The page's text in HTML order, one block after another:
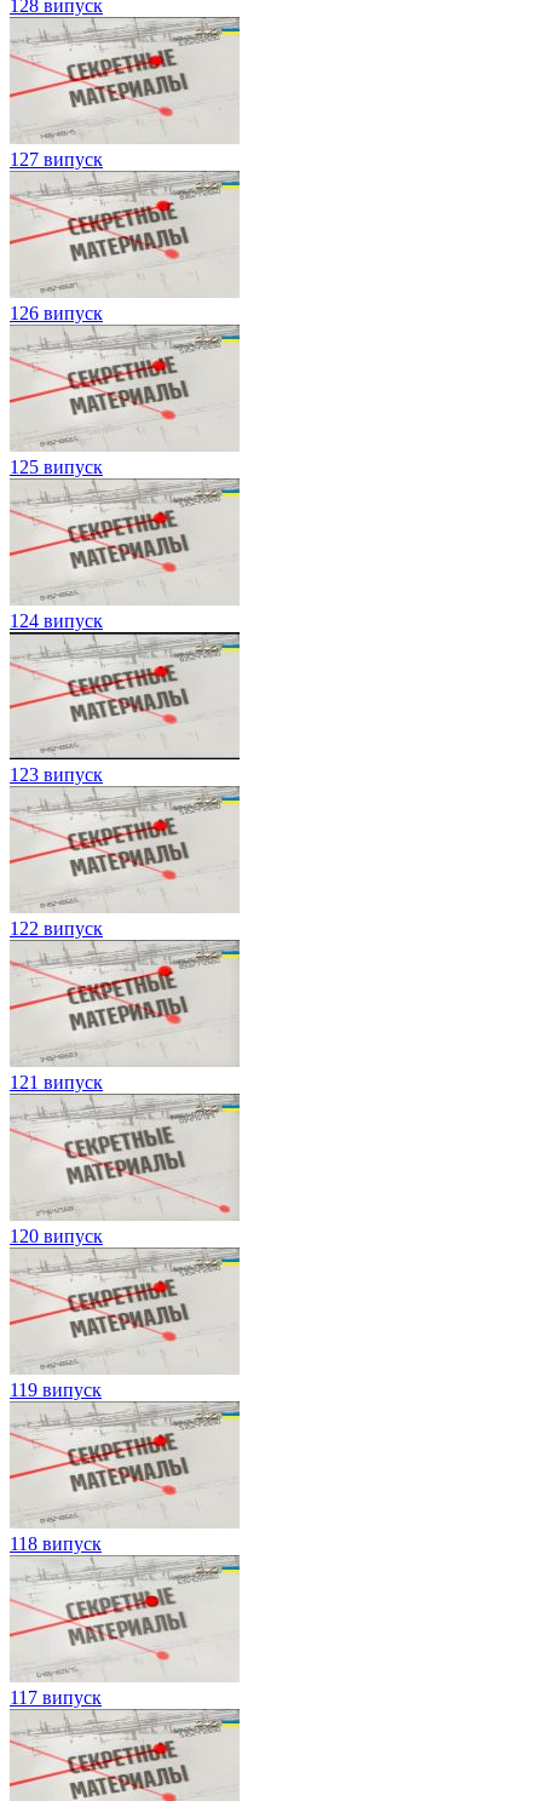
128 випуск
127 випуск
126 випуск
125 випуск
124 випуск
123 випуск
122 випуск
121 випуск
120 випуск
119 випуск
118 випуск
117 випуск